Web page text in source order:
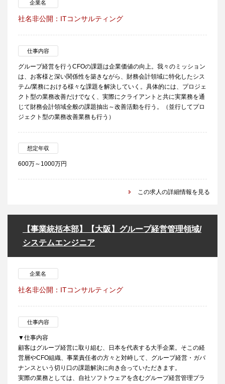
企業名
社名非公開：ITコンサルティング
仕事内容
グループ経営を行うCFOの課題は企業価値の向上。我々のミッション
は、お客様と深い関係性を築きながら、財務会計領域に特化したシス
テム/業務における様々な課題を解決していく。具体的には、プロジェ
クト型の業務改善だけでなく、実際にクライアントと共に実業務を通
じて財務会計領域全般の課題抽出～改善活動を行う。（並行してプロ
ジェクト型の業務改善業務も行う）
想定年収
600万～1000万円
この求人の詳細情報を見る
【事業統括本部】【大阪】グループ経営管理領域/
システムエンジニア
企業名
社名非公開：ITコンサルティング
仕事内容
▼仕事内容
顧客はグループ経営に取り組む、日本を代表する大手企業。そこの経
営層やCFO組織、事業責任者の方々と対峙して、グループ経営・ガバ
ナンスという切り口の課題解決に向き合っていただきます。
実際の業務としては、自社ソフトウェアを含むグループ経営管理プラ